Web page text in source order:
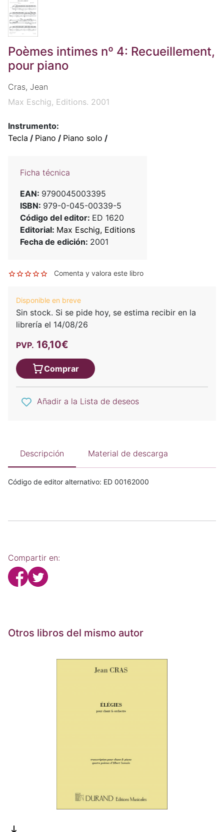
Poèmes intimes nº 4: Recueillement,
pour piano
Cras, Jean
Max Eschig, Editions. 2001
Instrumento:
Tecla / Piano / Piano solo /
Ficha técnica
EAN: 9790045003395
ISBN: 979-0-045-00339-5
Código del editor: ED 1620
Editorial: Max Eschig, Editions
Fecha de edición: 2001
Comenta y valora este libro
Disponible en breve
Sin stock. Si se pide hoy, se estima recibir en la
librería el 14/08/26
PVP. 16,10€
Comprar
Añadir a la Lista de deseos
Descripción Material de descarga
Código de editor alternativo: ED 00162000
Compartir en:
Otros libros del mismo autor